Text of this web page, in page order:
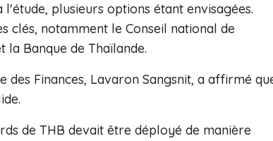
plusieurs options étant envisagées.
clés, notamment le Conseil national de
la Banque de Thaïlande.
Finances, Lavaron Sangsnit, a affirmé
de THB devait être déployé de manière